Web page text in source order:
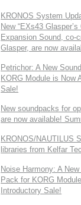
KRONOS System
New “EXs43
Expansion Sound, co-
Glasper, are now
Petrichor: A New
KORG Module is Now
Sale!
New soundpacks for
are now available!
KRONOS/NAUTILUS
libraries from Kelfar
Noise Harmony: A
Pack for KORG
Introductory Sale!